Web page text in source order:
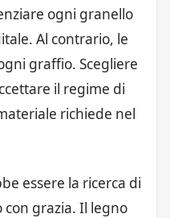
ogni granello
Al contrario, le
graffio. Scegliere
il regime di
richiede nel
essere la ricerca di
con grazia. Il legno